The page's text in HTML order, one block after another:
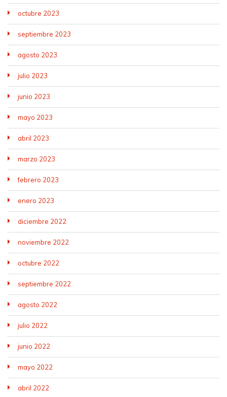
octubre 2023
septiembre 2023
agosto 2023
julio 2023
junio 2023
mayo 2023
abril 2023
marzo 2023
febrero 2023
enero 2023
diciembre 2022
noviembre 2022
octubre 2022
septiembre 2022
agosto 2022
julio 2022
junio 2022
mayo 2022
abril 2022